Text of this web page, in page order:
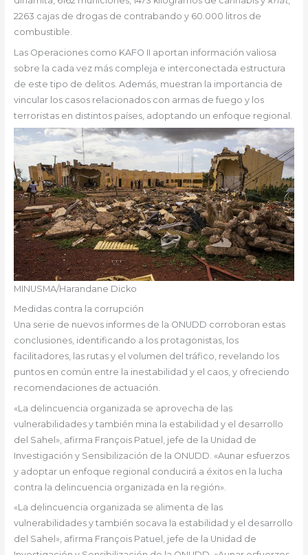
2263 cajas de drogas de contrabando y 60.000 litros de
combustible.
Las Operaciones como KAFO II aportan información valiosa
sobre la cada vez más compleja e interconectada estructura
de este tipo de delitos. Además, muestran la importancia de
vincular los casos relacionados con armas de fuego y los
terroristas en distintos países, adoptando un enfoque regional.
MINUSMA/Harandane Dicko
Medidas contra la corrupción
Una serie de nuevos informes de la ONUDD corroboran estas
conclusiones, identificando a los protagonistas, los
facilitadores, las rutas y el volumen del tráfico, revelando los
puntos en común entre la inestabilidad y el caos, y ofreciendo
recomendaciones de actuación.
«La delincuencia organizada se aprovecha de las
vulnerabilidades y también mina la estabilidad y el desarrollo
del Sahel», afirma François Patuel, jefe de la Unidad de
Investigación y Sensibilización de la ONUDD. «Aunar esfuerzos
y adoptar un enfoque regional conducirá a éxitos en la lucha
contra la delincuencia organizada en la región».
«La delincuencia organizada se alimenta de las
vulnerabilidades y también socava la estabilidad y el desarrollo
del Sahel», afirma François Patuel, jefe de la Unidad de